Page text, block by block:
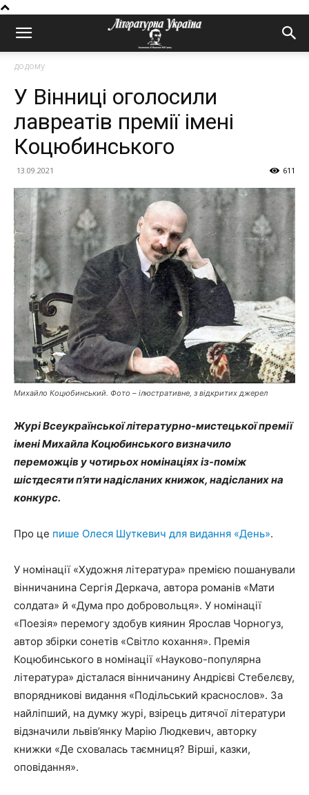
додому
У Вінниці оголосили
лавреатів премії імені
Коцюбинського
13.09.2021 611
Михайло Коцюбинський. Фото – ілюстративне, з відкритих джерел
Журі Всеукраїнської літературно-мистецької премії
імені Михайла Коцюбинського визначило
переможців у чотирьох номінаціях із-поміж
шістдесяти п’яти надісланих книжок, надісланих на
конкурс.
Про це пише Олеся Шуткевич для видання «День».
У номінації «Художня література» премією пошанували
вінничанина Сергія Деркача, автора романів «Мати
солдата» й «Дума про добровольця». У номінації
«Поезія» перемогу здобув киянин Ярослав Чорногуз,
автор збірки сонетів «Світло кохання». Премія
Коцюбинського в номінації «Науково-популярна
література» дісталася вінничанину Андрієві Стебелєву,
впорядникові видання «Подільський краснослов». За
найліпший, на думку журі, взірець дитячої літератури
відзначили львів’янку Марію Людкевич, авторку
книжки «Де сховалась таємниця? Вірші, казки,
оповідання».